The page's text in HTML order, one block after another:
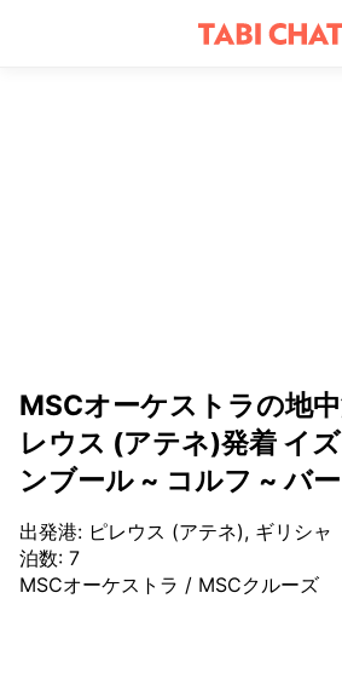
MSCオーケストラの地
レウス (アテネ)発着 イ
ンブール ~ コルフ ~ バ
出発港: ピレウス (アテネ), ギリシャ
泊数: 7
MSCオーケストラ / MSCクルーズ